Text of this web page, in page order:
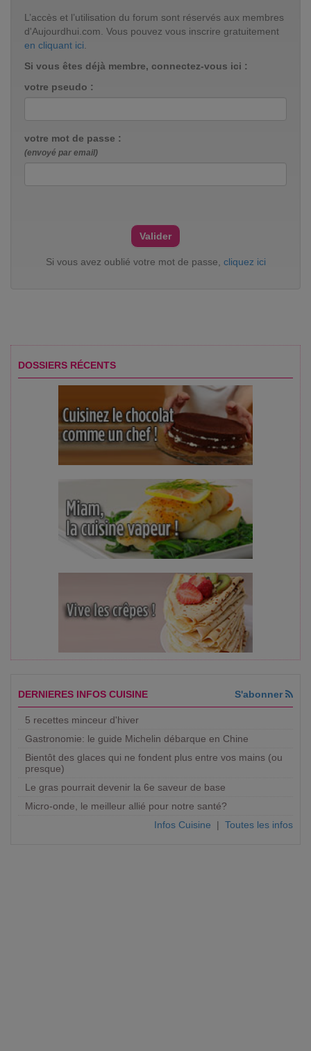
L’accès et l’utilisation du forum sont réservés aux membres
d'Aujourdhui.com. Vous pouvez vous inscrire gratuitement
en cliquant ici.
Si vous êtes déjà membre, connectez-vous ici :
votre pseudo :
votre mot de passe :
(envoyé par email)
Si vous avez oublié votre mot de passe, cliquez ici
DOSSIERS RÉCENTS
DERNIERES INFOS CUISINE S'abonner
5 recettes minceur d'hiver
Gastronomie: le guide Michelin débarque en Chine
Bientôt des glaces qui ne fondent plus entre vos mains (ou
presque)
Le gras pourrait devenir la 6e saveur de base
Micro-onde, le meilleur allié pour notre santé?
Infos Cuisine | Toutes les infos